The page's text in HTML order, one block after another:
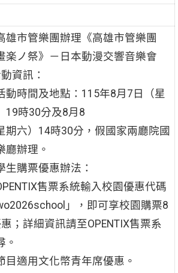
雄市管樂團辦理《高雄市管樂團
楽ノ祭》－日本動漫交響音樂會
資訊：
動時間及地點：115年8月7日（星
19時30分及8月8
期六）14時30分，假國家兩廳院國
廳辦理。
生購票優惠辦法：
售票系統輸入校園優惠代碼
」，即可享校園購票8
；詳細資訊請至OPENTIX售票系
。
目適用文化幣青年席優惠。